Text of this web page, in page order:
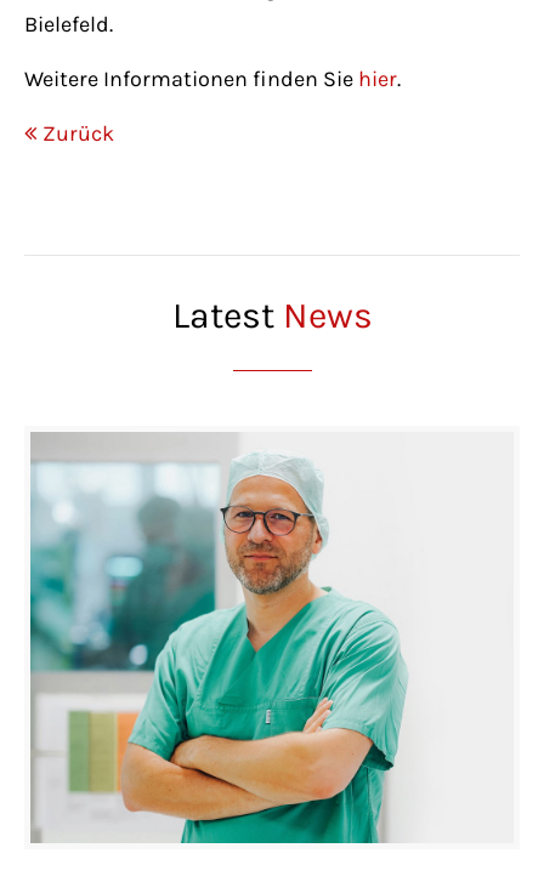
Bielefeld.
Weitere Informationen finden Sie hier.
Zurück
Latest News